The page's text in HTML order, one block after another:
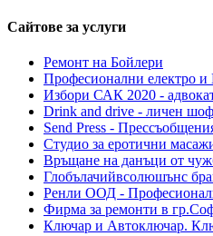
Сайтове за услуги
Ремонт на Бойлери
Професионални електро и
Избори САК 2020 -
Drink and drive - личен
Send Press -
Студио за еротични
Връщане на данъци от
Глобълачийвсолюшънс
Ренли ООД -
Фирма за ремонти в
Ключар и Автоключар.